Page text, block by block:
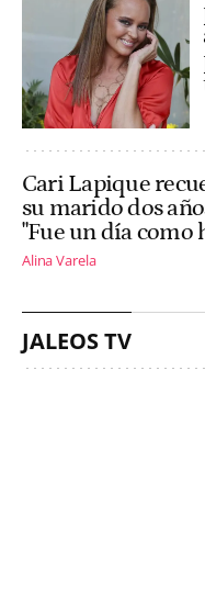
Cari Lapique
su marido dos
"Fue un día como
Alina Varela
JALEOS TV